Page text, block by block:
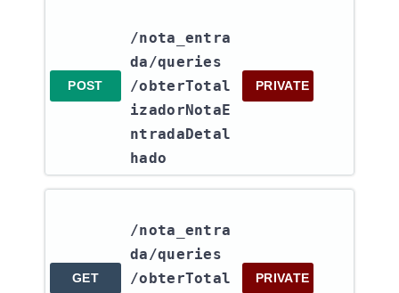
POST
/nota_entra
da​/queries​
/obterTotal
izadorNotaE
ntradaDetal
hado
PRIVATE
GET
/nota_entra
da​/queries​
/obterTotal
PRIVATE